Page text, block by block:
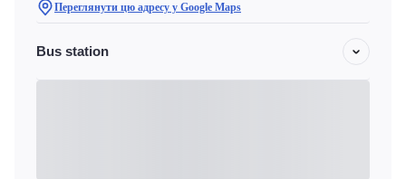
Переглянути цю адресу у Google Maps
Bus station